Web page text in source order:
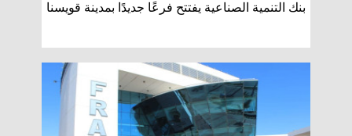
بنك التنمية الصناعية يفتتح فرعًا جديدًا بمدينة قويسنا